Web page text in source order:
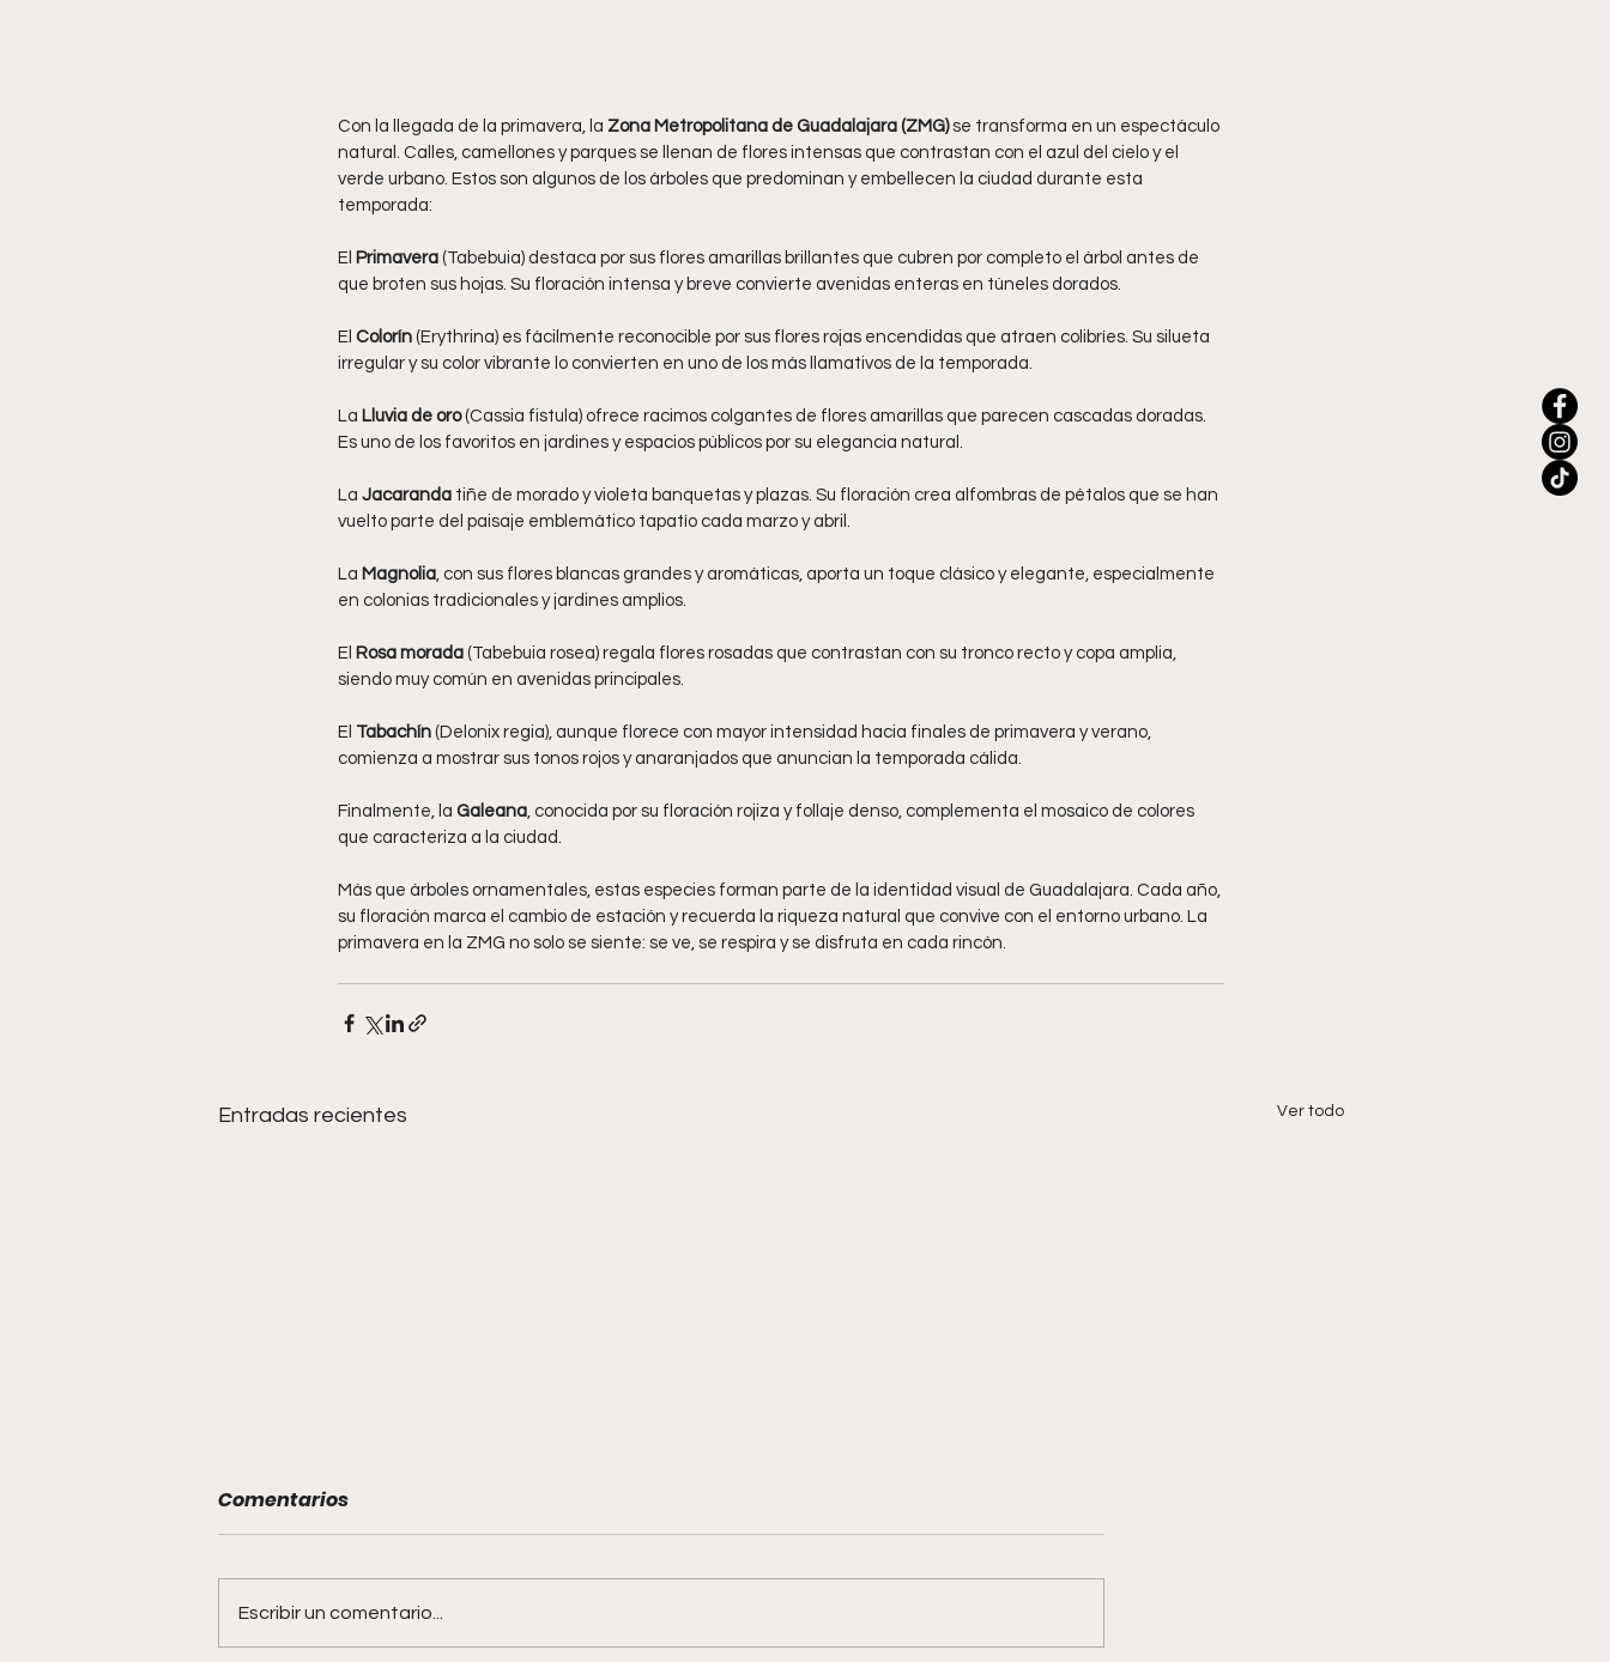
Con la llegada de la primavera, la Zona Metropolitana de Guadalajara (ZMG) se transforma en un espectáculo
natural. Calles, camellones y parques se llenan de flores intensas que contrastan con el azul del cielo y el
verde urbano. Estos son algunos de los árboles que predominan y embellecen la ciudad durante esta
temporada:
El Primavera (Tabebuia) destaca por sus flores amarillas brillantes que cubren por completo el árbol antes de
que broten sus hojas. Su floración intensa y breve convierte avenidas enteras en túneles dorados.
El Colorín (Erythrina) es fácilmente reconocible por sus flores rojas encendidas que atraen colibríes. Su silueta
irregular y su color vibrante lo convierten en uno de los más llamativos de la temporada.
La Lluvia de oro (Cassia fistula) ofrece racimos colgantes de flores amarillas que parecen cascadas doradas.
Es uno de los favoritos en jardines y espacios públicos por su elegancia natural.
La Jacaranda tiñe de morado y violeta banquetas y plazas. Su floración crea alfombras de pétalos que se han
vuelto parte del paisaje emblemático tapatío cada marzo y abril.
La Magnolia , con sus flores blancas grandes y aromáticas, aporta un toque clásico y elegante, especialmente
en colonias tradicionales y jardines amplios.
El Rosa morada (Tabebuia rosea) regala flores rosadas que contrastan con su tronco recto y copa amplia,
siendo muy común en avenidas principales.
El Tabachín (Delonix regia), aunque florece con mayor intensidad hacia finales de primavera y verano,
comienza a mostrar sus tonos rojos y anaranjados que anuncian la temporada cálida.
Finalmente, la Galeana , conocida por su floración rojiza y follaje denso, complementa el mosaico de colores
que caracteriza a la ciudad.
Más que árboles ornamentales, estas especies forman parte de la identidad visual de Guadalajara. Cada año,
su floración marca el cambio de estación y recuerda la riqueza natural que convive con el entorno urbano. La
primavera en la ZMG no solo se siente: se ve, se respira y se disfruta en cada rincón.
Entradas recientes Ver todo
Comentarios
Escribir un comentario...